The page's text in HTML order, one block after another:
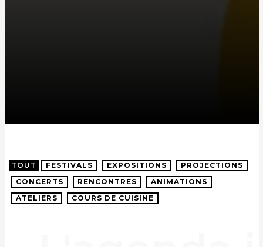
TOUT FESTIVALS EXPOSITIONS
PROJECTIONS
CONCERTS
RENCONTRES
ANIMATIONS
ATELIERS
COURS DE CUISINE